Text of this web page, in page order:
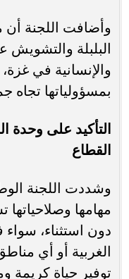
وأضافت اللجنة أن
البلبلة والتشويش
والإنسانية في
بمسؤولياتها تجاه
التأكيد على وحدة
القطاع
وشددت اللجنة
مهامها
دون استثناء،
الغربية أو أي
توفير حياة كريمة